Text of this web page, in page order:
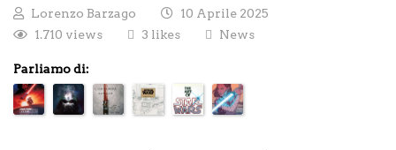
Lorenzo Barzago
10 Aprile 2025
1.710 views
3 likes News
Parliamo di: